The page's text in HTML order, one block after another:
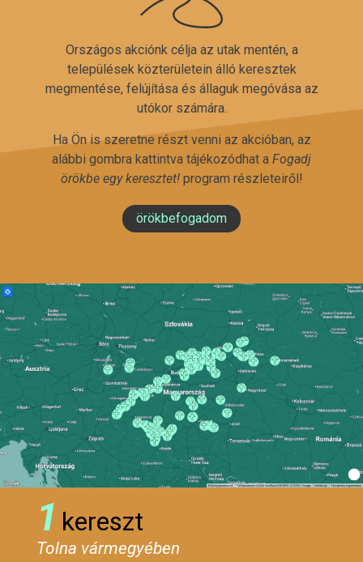
Országos akciónk célja az utak mentén, a
települések közterületein álló keresztek
megmentése, felújítása és állaguk megóvása az
utókor számára.
Ha Ön is szeretne részt venni az akcióban, az
alábbi gombra kattintva tájékozódhat a Fogadj
örökbe egy keresztet!program részleteiről!
örökbefogadom
1 kereszt
Tolna vármegyében